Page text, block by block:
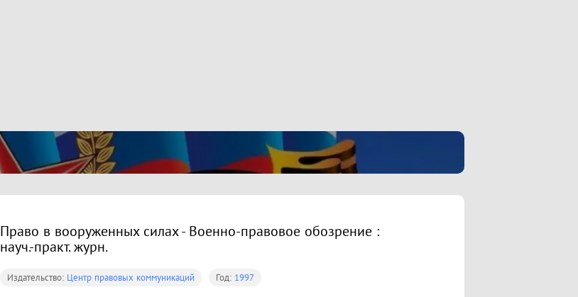
Право в вооруженных силах - Военно-правовое обозрение :
науч.-практ. журн.
Издательство: Центр правовых коммуникаций Год: 1997